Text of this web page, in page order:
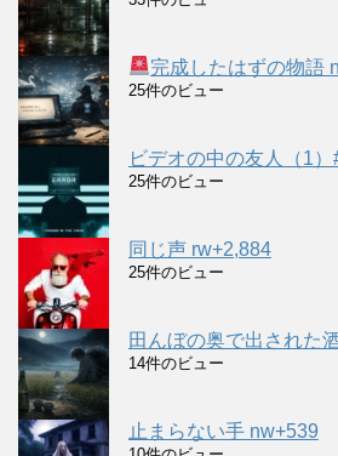
完成したはずの物語
25件のビュー
ビデオの中の友人（1
25件のビュー
同じ声 rw+2,884
25件のビュー
田んぼの奥で出された
14件のビュー
止まらない手 nw+539